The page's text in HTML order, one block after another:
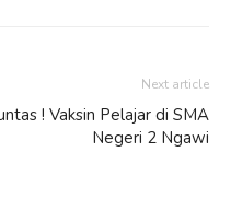
Next article
! Vaksin Pelajar di SMA
Negeri 2 Ngawi